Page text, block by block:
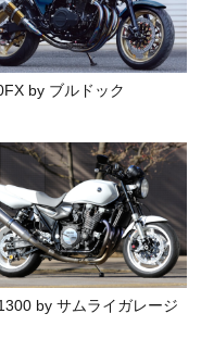
by ブルドック
by サムライガレージ